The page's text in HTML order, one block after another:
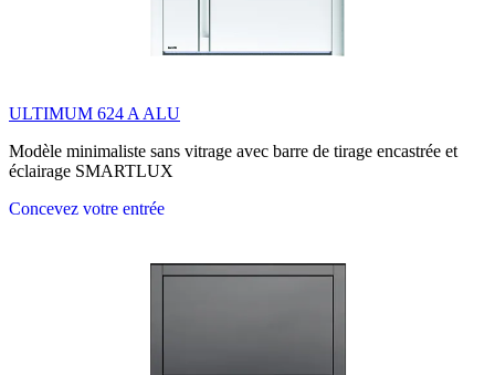
ULTIMUM 624 A ALU
Modèle minimaliste sans vitrage avec barre de tirage encastrée et
éclairage SMARTLUX
Concevez votre entrée